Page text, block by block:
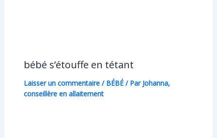
bébé s’étouffe en tétant
Laisser un commentaire / BÉBÉ/ Par Johanna,
conseillère en allaitement